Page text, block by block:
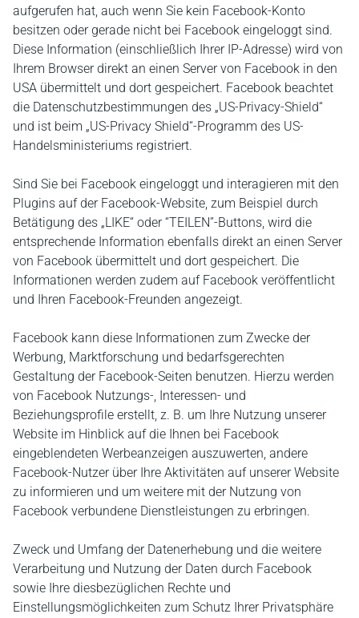
aufgerufen hat, auch wenn Sie kein Facebook-Konto
besitzen oder gerade nicht bei Facebook eingeloggt sind.
Diese Information (einschließlich Ihrer IP-Adresse) wird von
Ihrem Browser direkt an einen Server von Facebook in den
USA übermittelt und dort gespeichert. Facebook beachtet
die Datenschutzbestimmungen des „US-Privacy-Shield“
und ist beim „US-Privacy Shield“-Programm des US-
Handelsministeriums registriert.
Sind Sie bei Facebook eingeloggt und interagieren mit den
Plugins auf der Facebook-Website, zum Beispiel durch
Betätigung des „LIKE“ oder “TEILEN”-Buttons, wird die
entsprechende Information ebenfalls direkt an einen Server
von Facebook übermittelt und dort gespeichert. Die
Informationen werden zudem auf Facebook veröffentlicht
und Ihren Facebook-Freunden angezeigt.
Facebook kann diese Informationen zum Zwecke der
Werbung, Marktforschung und bedarfsgerechten
Gestaltung der Facebook-Seiten benutzen. Hierzu werden
von Facebook Nutzungs-, Interessen- und
Beziehungsprofile erstellt, z. B. um Ihre Nutzung unserer
Website im Hinblick auf die Ihnen bei Facebook
eingeblendeten Werbeanzeigen auszuwerten, andere
Facebook-Nutzer über Ihre Aktivitäten auf unserer Website
zu informieren und um weitere mit der Nutzung von
Facebook verbundene Dienstleistungen zu erbringen.
Zweck und Umfang der Datenerhebung und die weitere
Verarbeitung und Nutzung der Daten durch Facebook
sowie Ihre diesbezüglichen Rechte und
Einstellungsmöglichkeiten zum Schutz Ihrer Privatsphäre